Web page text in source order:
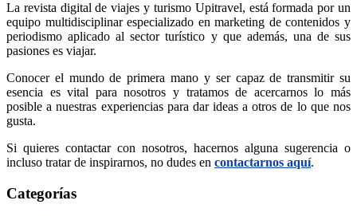
La revista digital de viajes y turismo Upitravel, está formada por un
equipo multidisciplinar especializado en marketing de contenidos y
periodismo aplicado al sector turístico y que además, una de sus
pasiones es viajar.
Conocer el mundo de primera mano y ser capaz de transmitir su
esencia es vital para nosotros y tratamos de acercarnos lo más
posible a nuestras experiencias para dar ideas a otros de lo que nos
gusta.
Si quieres contactar con nosotros, hacernos alguna sugerencia o
incluso tratar de inspirarnos, no dudes en contactarnos aquí.
Categorías